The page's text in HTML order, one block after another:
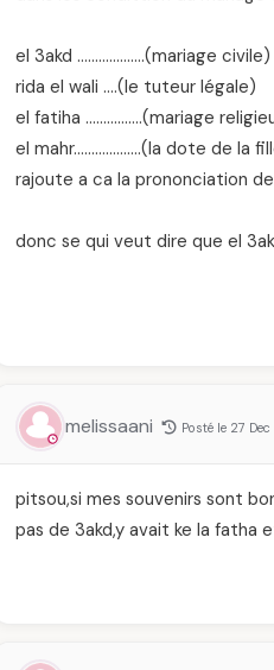
el 3akd ……………….(mariage civile)
rida el wali ….(le tuteur légale)
el fatiha …………….(mariage
el mahr……………….(la dote de la
rajoute a ca la prononciation
donc se qui veut dire que el
melissaani Posté le 27 Dec
pitsou,si mes souvenirs sont
pas de 3akd,y avait ke la